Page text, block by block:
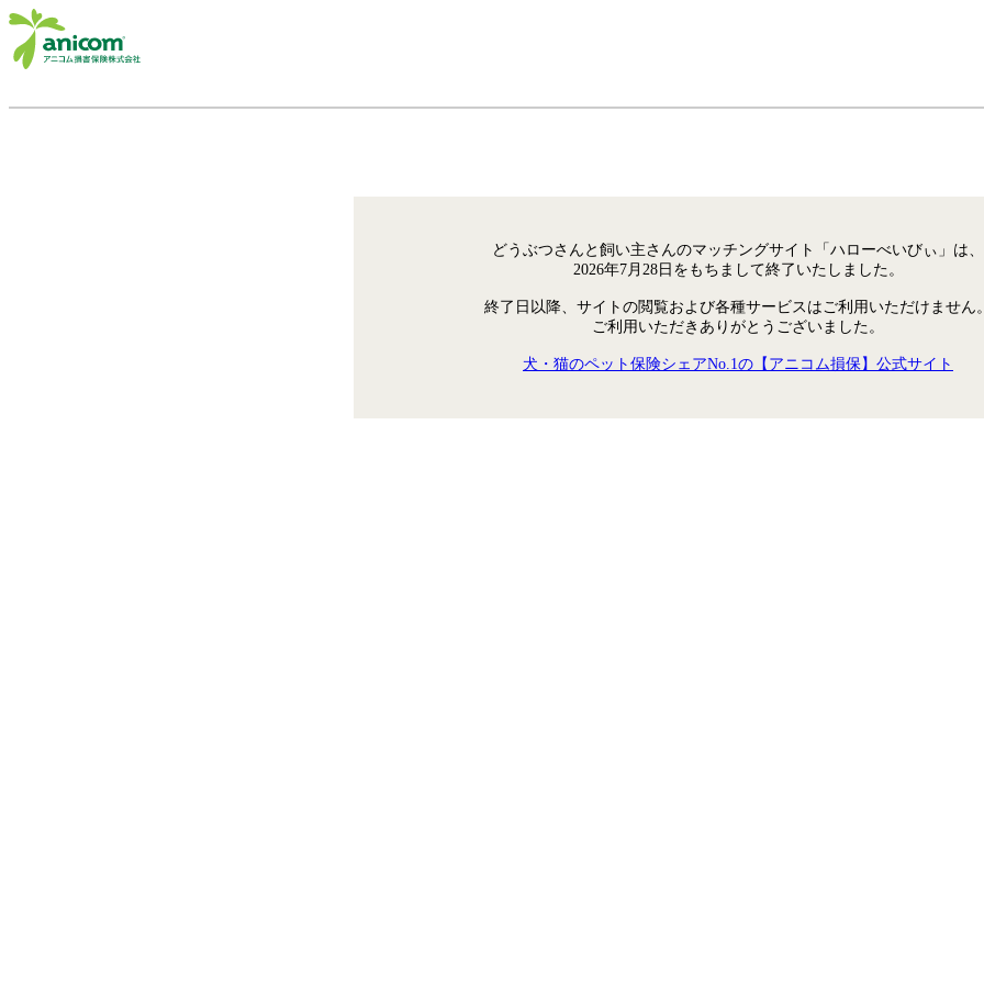
どうぶつさんと飼い主さんのマッチングサイト「ハローべいびぃ」は、
2026年7月28日をもちまして終了いたしました。
終了日以降、サイトの閲覧および各種サービスはご利用いただけません
ご利用いただきありがとうございました。
犬・猫のペット保険シェアNo.1の【アニコム損保】公式サイト